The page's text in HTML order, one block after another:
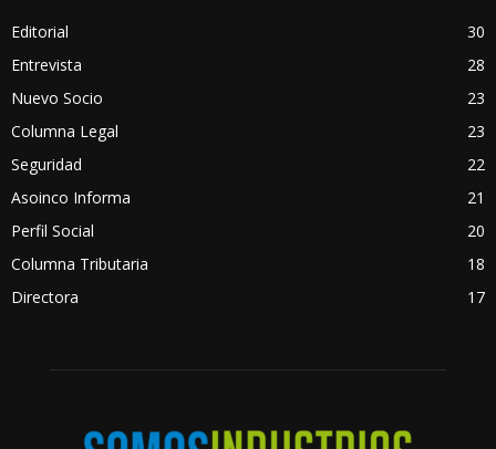
Editorial
30
Entrevista
28
Nuevo Socio
23
Columna Legal
23
Seguridad
22
Asoinco Informa
21
Perfil Social
20
Columna Tributaria
18
Directora
17